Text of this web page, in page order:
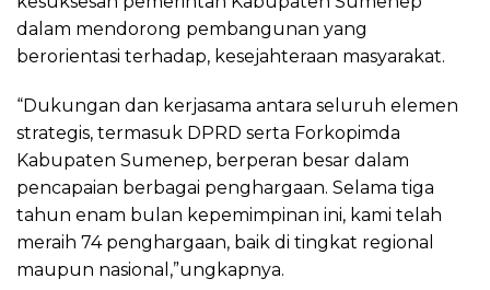
dalam mendorong pembangunan yang
berorientasi terhadap, kesejahteraan masyarakat.
“Dukungan dan kerjasama antara seluruh elemen
strategis, termasuk DPRD serta Forkopimda
Kabupaten Sumenep, berperan besar dalam
pencapaian berbagai penghargaan. Selama tiga
tahun enam bulan kepemimpinan ini, kami telah
meraih 74 penghargaan, baik di tingkat regional
maupun nasional,”ungkapnya.